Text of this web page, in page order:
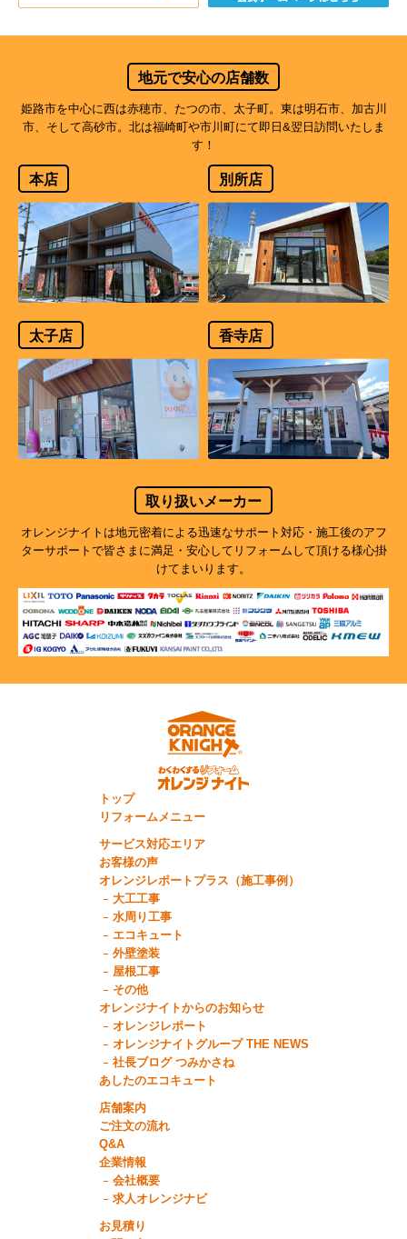
地元で安心の店舗数
姫路市を中心に西は赤穂市、たつの市、太子町。東は明石市、加古川
市、そして高砂市。北は福崎町や市川町にて即日&翌日訪問いたしま
す！
本店 別所店
太子店 香寺店
取り扱いメーカー
オレンジナイトは地元密着による迅速なサポート対応・施工後のアフ
ターサポートで皆さまに満足・安心してリフォームして頂ける様心掛
けてまいります。
トップ
リフォームメニュー
サービス対応エリア
お客様の声
オレンジレポートプラス（施工事例）
大工工事
水周り工事
エコキュート
外壁塗装
屋根工事
その他
オレンジナイトからのお知らせ
オレンジレポート
オレンジナイトグループ THE NEWS
社長ブログ つみかさね
あしたのエコキュート
店舗案内
ご注文の流れ
Q&A
企業情報
会社概要
求人オレンジナビ
お見積り